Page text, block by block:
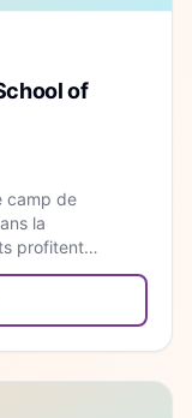
of
camp de
la
profitent
activités